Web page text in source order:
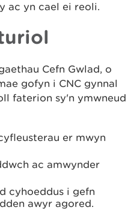
ac yn cael ei reoli.
Cefn Gwlad, o
gofyn i CNC gynnal
faterion sy'n ymwneud
er mwyn
ac amwynder
cyhoeddus i gefn
awyr agored.